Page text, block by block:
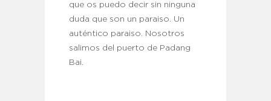
que os puedo decir sin ninguna
duda que son un paraiso. Un
auténtico paraiso. Nosotros
salimos del puerto de Padang
Bai.